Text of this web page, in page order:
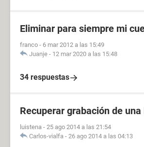
Eliminar para siempre mi
franco - 6 mar 2012 a las 15:49
Juanje - 12 mar 2020 a las 15:48
34 respuestas
Recuperar grabación de
luistena - 25 ago 2014 a las 21:54
Carlos-vialfa - 26 ago 2014 a las 04:13